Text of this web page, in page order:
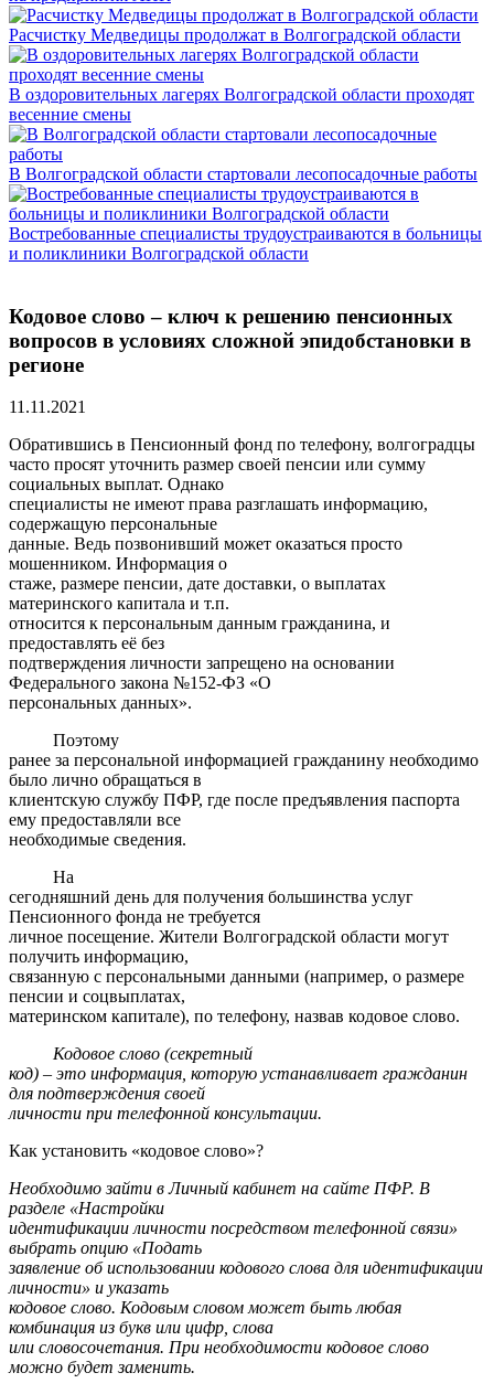
Расчистку Медведицы продолжат в Волгоградской области
В оздоровительных лагерях Волгоградской области проходят
весенние смены
В Волгоградской области стартовали лесопосадочные работы
Востребованные специалисты трудоустраиваются в больницы
и поликлиники Волгоградской области
Кодовое слово – ключ к решению пенсионных
вопросов в условиях сложной эпидобстановки в
регионе
11.11.2021
Обратившись в Пенсионный фонд по телефону, волгоградцы
часто просят уточнить размер своей пенсии или сумму
социальных выплат. Однако
специалисты не имеют права разглашать информацию,
содержащую персональные
данные. Ведь позвонивший может оказаться просто
мошенником. Информация о
стаже, размере пенсии, дате доставки, о выплатах
материнского капитала и т.п.
относится к персональным данным гражданина, и
предоставлять её без
подтверждения личности запрещено на основании
Федерального закона №152-ФЗ «О
персональных данных».
Поэтому
ранее за персональной информацией гражданину необходимо
было лично обращаться в
клиентскую службу ПФР, где после предъявления паспорта
ему предоставляли все
необходимые сведения.
На
сегодняшний день для получения большинства услуг
Пенсионного фонда не требуется
личное посещение. Жители Волгоградской области могут
получить информацию,
связанную с персональными данными (например, о размере
пенсии и соцвыплатах,
материнском капитале), по телефону, назвав кодовое слово.
Кодовое слово (секретный
код) – это информация, которую устанавливает гражданин
для подтверждения своей
личности при телефонной консультации.
Как установить «кодовое слово»?
Необходимо зайти в Личный кабинет на сайте ПФР. В
разделе «Настройки
идентификации личности посредством телефонной связи»
выбрать опцию «Подать
заявление об использовании кодового слова для идентификации
личности» и указать
кодовое слово. Кодовым словом может быть любая
комбинация из букв или цифр, слова
или словосочетания. При необходимости кодовое слово
можно будет заменить.